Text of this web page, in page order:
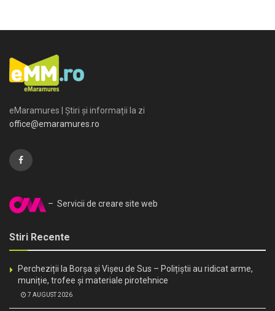
eMaramures | Știri și informații la zi
office@emaramures.ro
– Servicii de creare site web
Stiri Recente
Percheziții la Borșa și Vișeu de Sus – Polițiștii au ridicat arme,
muniție, trofee și materiale pirotehnice
7 AUGUST 2026